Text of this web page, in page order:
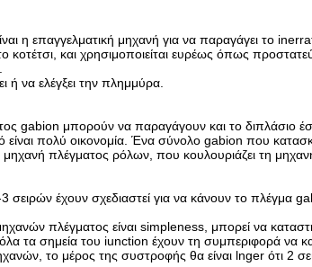
η επαγγελματική μηχανή για να παραγάγει το
κοτέτσι, και χρησιμοποιείται ευρέως όπως
ή να ελέγξει την πλημμύρα.
gabion μπορούν να παραγάγουν και το διπλάσιο
πολύ οικονομία. Ένα σύνολο gabion που
πλέγματος ρόλων, που κουλουριάζει τη
σειρών έχουν σχεδιαστεί για να κάνουν το
πλέγματος είναι simpleness, μπορεί να
τα σημεία του iunction έχουν τη συμπεριφορά να
το μέρος της συστροφής θα είναι lnger ότι